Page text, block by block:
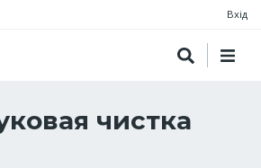
Вхід
чистка